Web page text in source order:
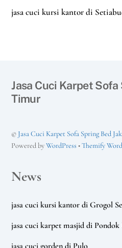
jasa cuci kursi kantor di
Jasa Cuci Karpet
Timur
© Jasa Cuci Karpet Sofa Spring Bed
Powered byWordPress •Themify
News
jasa cuci kursi kantor di Grogol
jasa cuci karpet masjid di Pondok
jasa cuci gorden di Pulo